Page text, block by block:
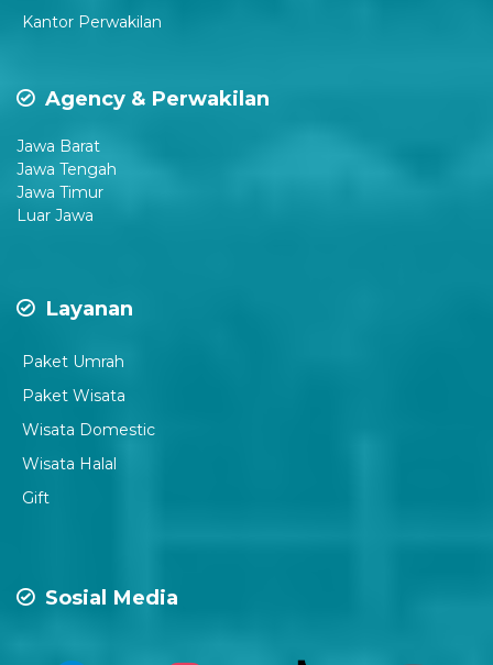
Kantor Perwakilan
Agency & Perwakilan
Jawa Barat
Jawa Tengah
Jawa Timur
Luar Jawa
Layanan
Paket Umrah
Paket Wisata
Wisata Domestic
Wisata Halal
Gift
Sosial Media